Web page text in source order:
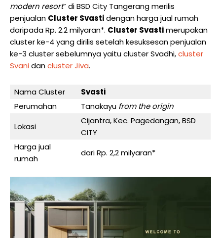
modern resort” di BSD City Tangerang merilis
penjualan Cluster Svastidengan harga jual rumah
daripada Rp. 2.2 milyaran*. Cluster Svastimerupakan
cluster ke-4 yang dirilis setelah kesuksesan penjualan
ke-3 cluster sebelumnya yaitu cluster Svadhi,cluster
Svanidancluster Jiva.
Nama Cluster
Svasti
Perumahan
Tanakayu from the origin
Lokasi
Cijantra, Kec. Pagedangan, BSD
CITY
Harga jual
rumah
dari Rp. 2,2 milyaran*